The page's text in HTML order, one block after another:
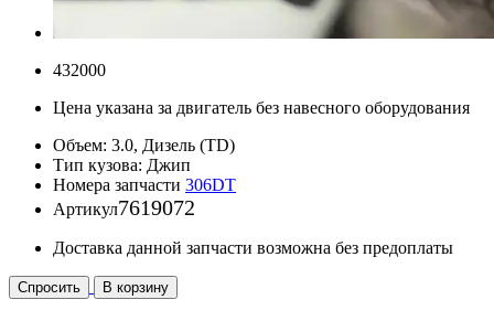
432000
Цена указана за двигатель без навесного оборудования
Объем: 3.0, Дизель (TD)
Тип кузова: Джип
Номера запчасти 306DT
Артикул7619072
Доставка данной запчасти возможна без предоплаты
Спросить В корзину